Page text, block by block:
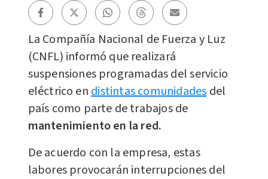
La Compañía Nacional de Fuerza y Luz
(CNFL) informó que realizará
suspensiones programadas del servicio
eléctrico en distintas comunidades del
país como parte de trabajos de
mantenimiento en la red.
De acuerdo con la empresa, estas
labores provocarán interrupciones del